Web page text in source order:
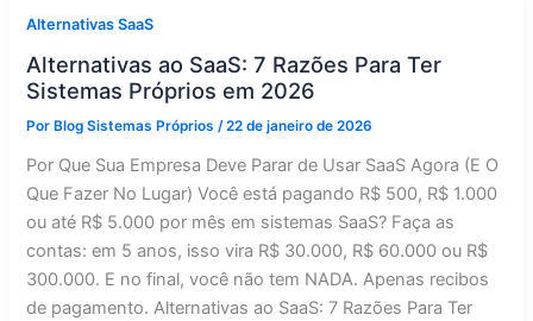
Alternativas SaaS
Alternativas ao SaaS: 7 Razões Para Ter
Sistemas Próprios em 2026
Por Blog Sistemas Próprios/22 de janeiro de 2026
Por Que Sua Empresa Deve Parar de Usar SaaS Agora (E O
Que Fazer No Lugar) Você está pagando R$ 500, R$ 1.000
ou até R$ 5.000 por mês em sistemas SaaS? Faça as
contas: em 5 anos, isso vira R$ 30.000, R$ 60.000 ou R$
300.000. E no final, você não tem NADA. Apenas recibos
de pagamento. Alternativas ao SaaS: 7 Razões Para Ter